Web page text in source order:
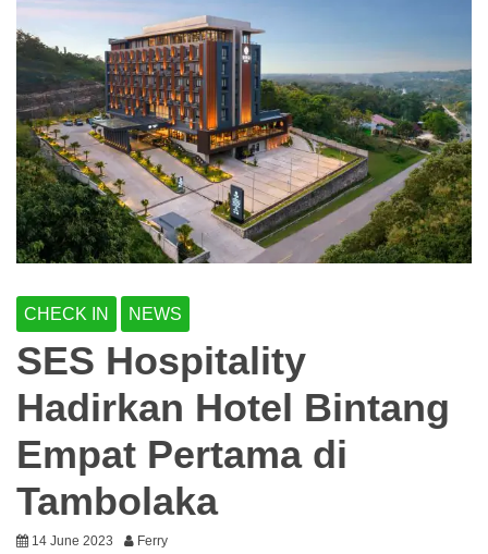
CHECK IN NEWS
SES Hospitality
Hadirkan Hotel Bintang
Empat Pertama di
Tambolaka
14 June 2023 Ferry